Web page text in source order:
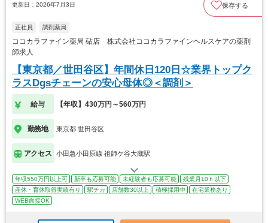
更新日：2026年7月3日 保存する
正社員 調剤薬局
ココカラファイン薬局 砧店 株式会社ココカラファインヘルスケアの薬剤
師求人
【東京都／世田谷区】年間休日120日☆業界トップク
ラスDgsチェーンの安心母体◎＜調剤＞
給与 【年収】430万円～560万円
勤務地 東京都 世田谷区
アクセス 小田急小田原線 祖師ケ谷大蔵駅
年収550万円以上可 新卒も応募可能 未経験者も応募可能
残業月10ｈ以下
産休・育休取得実績有り
駅チカ 店舗数30以上 積極採用中
在宅業務あり
WEB面接OK